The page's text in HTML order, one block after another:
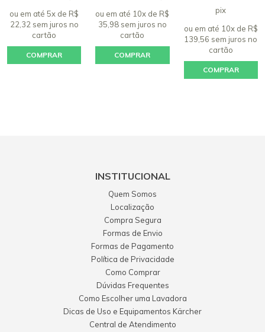
ou em até 5x de R$
22,32 sem juros no
cartão
COMPRAR
ou em até 10x de R$
35,98 sem juros no
cartão
COMPRAR
pix
ou em até 10x de R$
139,56 sem jurosno
cartão
COMPRAR
INSTITUCIONAL
Quem Somos
Localização
Compra Segura
Formas de Envio
Formas de Pagamento
Política de Privacidade
Como Comprar
Dúvidas Frequentes
Como Escolher uma Lavadora
Dicas de Uso e Equipamentos Kärcher
Central de Atendimento